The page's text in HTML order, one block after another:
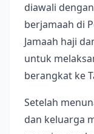
diawali
berjamaah di
Jamaah haji
untuk
berangkat ke
Setelah
dan keluarga